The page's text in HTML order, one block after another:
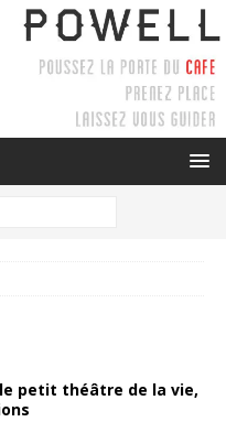
petit théâtre de la vie,